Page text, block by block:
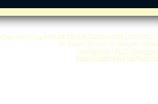
Copyright © by ANKA
So finden Sie uns in Stuttgart:
Impressum| AGB|
Anka Goldankauf Stuttgart